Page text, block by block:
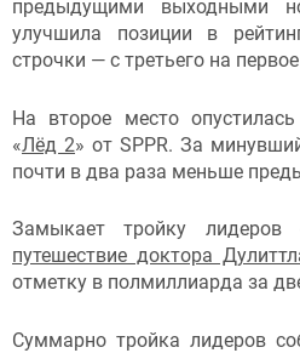
предыдущими выходными
улучшила позиции в
строчки — с третьего на
На второе место
«Лёд 2» от SPPR. За
почти в два раза меньше
Замыкает тройку лидеров
путешествие доктора
отметку в полмиллиарда за
Суммарно тройка лидеров